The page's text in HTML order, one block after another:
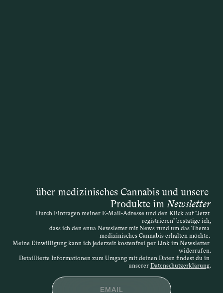
ist die Definition offen – entscheidend
ist, dass die Therapie medizinisch
nachvollziehbar begründet wird. Die
Verordnung kann daher sehr individuell
erfolgen. Wird der Antrag abgelehnt,
besteht die Möglichkeit des
über medizinisches Cannabis und unsere
Produkte im Newsletter
Durch Eintragen meiner E-Mail-Adresse und den Klick auf "Jetzt
registrieren" bestätige ich,
dass ich den enua Newsletter mit News rund um das Thema
medizinisches Cannabis erhalten möchte.
Meine Einwilligung kann ich jederzeit kostenfrei per Link im Newsletter
widerrufen.
Detaillierte Informationen zum Umgang mit deinen Daten findest du in
unserer Datenschutzerklärung.